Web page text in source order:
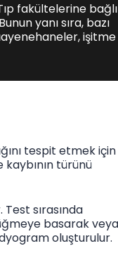
fakültelerine bağlı
yanı sıra, bazı
işitme
tespit etmek için
türünü
sırasında
basarak veya
oluşturulur.